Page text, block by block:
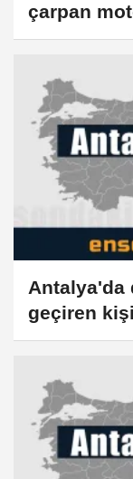
çarpan
yaralandı
Antalya'da
geçiren